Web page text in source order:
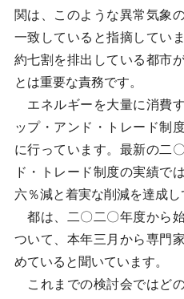
関は、このような異常気象
一致していると指摘してい
約七割を排出している都市
とは重要な責務です。
エネルギーを大量に消費
ップ・アンド・トレード制
に行っています。最新の二
ド・トレード制度の実績で
六％減と着実な削減を達成し
都は、二〇二〇年度から
ついて、本年三月から専門
めていると聞いています。
これまでの検討会ではど